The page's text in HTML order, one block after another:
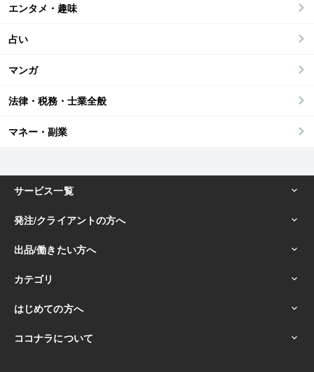
エンタメ・趣味
占い
マンガ
法律・税務・士業全般
マネー・副業